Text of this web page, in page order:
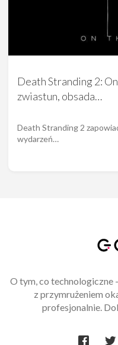
Death Stranding 2:
zwiastun, obsada…
Death Stranding 2
wydarzeń…
O tym, co technologiczne
z przymrużeniem
profesjonalnie.